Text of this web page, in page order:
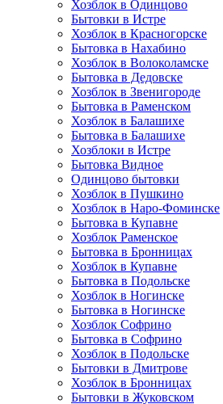
Хозблок в Одинцово
Бытовки в Истре
Хозблок в Красногорске
Бытовка в Нахабино
Хозблок в Волоколамске
Бытовкa в Дедовске
Хозблок в Звенигороде
Бытовка в Раменском
Хозблок в Балашихе
Бытовкa в Балашихе
Хозблоки в Истре
Бытовка Видное
Одинцово бытовки
Хозблок в Пушкино
Хозблок в Наро-Фоминске
Бытовка в Купавне
Хозблок Раменское
Бытовка в Бронницах
Хозблок в Купавне
Бытовка в Подольске
Хозблок в Ногинске
Бытовка в Ногинске
Хозблок Софрино
Бытовка в Софрино
Хозблок в Подольске
Бытовки в Дмитрове
Хозблок в Бронницах
Бытовки в Жуковском